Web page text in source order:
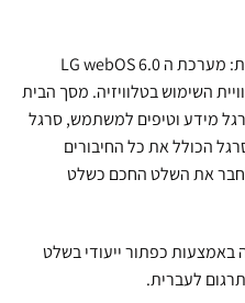
כל התוכן הבידורי תחת קורת גג אחת: מערכת ה LG webOS 6.0
השימוש בטלוויזיה. מסך הבית
מידע וטיפים למשתמש, סרגל
הכולל את כל החיבורים
לחבר את השלט החכם כשלט
באמצעות כפתור ייעודי בשלט